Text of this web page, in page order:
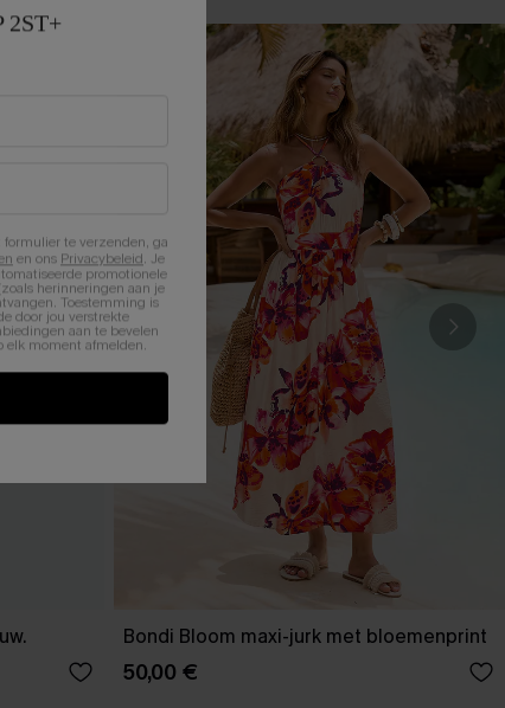
Bondi Bloom maxi-jurk met bloemenprint
50,00 €
2ST+
formulier te verzenden, ga
en ons Privacybeleid. Je
promotionele
herinneringen aan je
Toestemming is
door jou verstrekte
aan te bevelen
elk moment afmelden.